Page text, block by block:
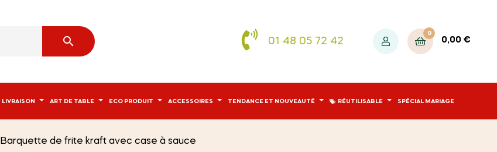
 01 48 05 72 42
0
0,00 €
LIVRAISON ART DE TABLE ECO PRODUIT ACCESSOIRES TENDANCE ET NOUVEAUTÉ RÉUTILISABLE SPÉCIAL MARIAGE
Barquette de frite kraft avec case à sauce